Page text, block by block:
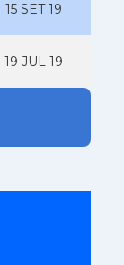
15 SET 19
19 JUL 19